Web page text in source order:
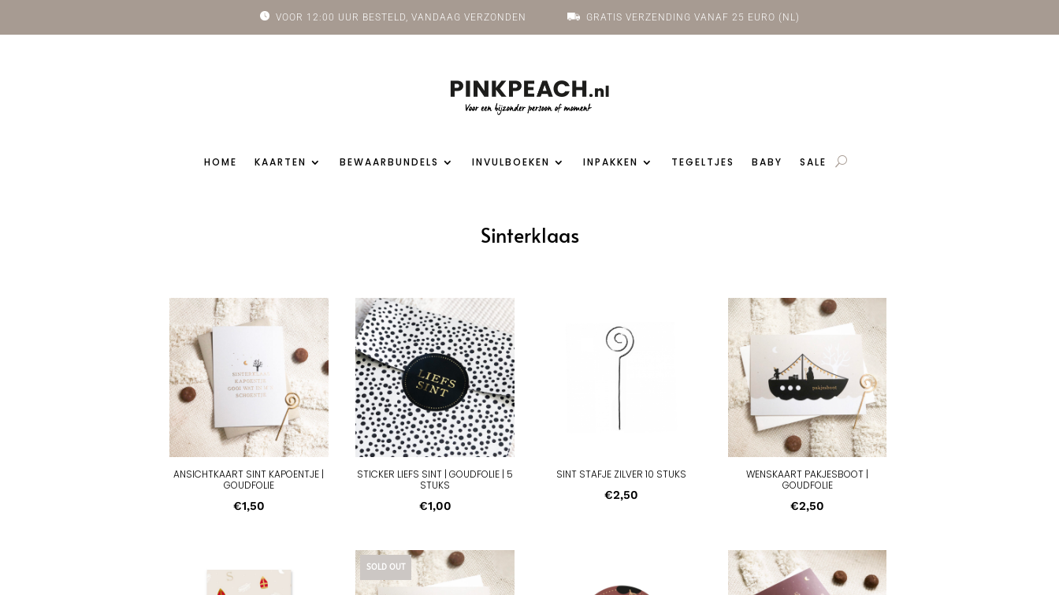
VOOR 12:00 UUR BESTELD, VANDAAG VERZONDEN GRATIS VERZENDING VANAF 25 EURO (NL)
HOME KAARTEN BEWAARBUNDELS INVULBOEKEN INPAKKEN TEGELTJES BABY SALE
Sinterklaas
ANSICHTKAART SINT KAPOENTJE |
GOUDFOLIE
€1,50
STICKER LIEFS SINT | GOUDFOLIE | 5
STUKS
€1,00
SINT STAFJE ZILVER 10 STUKS
€2,50
WENSKAART PAKJESBOOT |
GOUDFOLIE
€2,50
SOLD OUT